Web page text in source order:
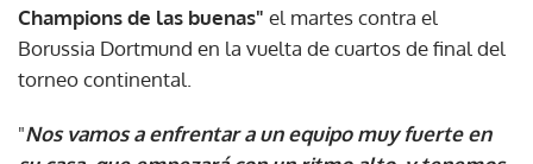
Champions de las buenas" el martes contra el
Borussia Dortmund en la vuelta de cuartos de final del
torneo continental.
"Nos vamos a enfrentar a un equipo muy fuerte en